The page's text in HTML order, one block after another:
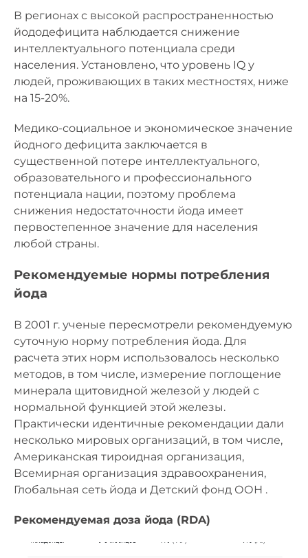
В регионах с высокой распространенностью
йододефицита наблюдается снижение
интеллектуального потенциала среди
населения. Установлено, что уровень IQ у
людей, проживающих в таких местностях, ниже
на 15-20%.
Медико-социальное и экономическое значение
йодного дефицита заключается в
существенной потере интеллектуального,
образовательного и профессионального
потенциала нации, поэтому проблема
снижения недостаточности йода имеет
первостепенное значение для населения
любой страны.
Рекомендуемые нормы потребления
йода
В 2001 г. ученые пересмотрели рекомендуемую
суточную норму потребления йода. Для
расчета этих норм использовалось несколько
методов, в том числе, измерение поглощение
минерала щитовидной железой у людей с
нормальной функцией этой железы.
Практически идентичные рекомендации дали
несколько мировых организаций, в том числе,
Американская тироидная организация,
Всемирная организация здравоохранения,
Глобальная сеть йода и Детский фонд ООН .
Рекомендуемая доза йода (RDA)